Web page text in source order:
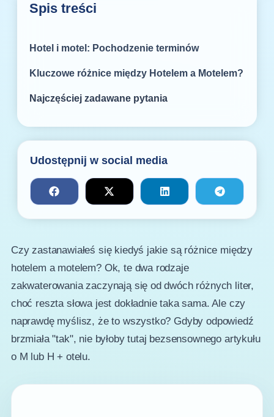
Spis treści
Hotel i motel: Pochodzenie terminów
Kluczowe różnice między Hotelem a Motelem?
Najczęściej zadawane pytania
Udostępnij w social media
Czy zastanawiałeś się kiedyś jakie są różnice między
hotelem a motelem? Ok, te dwa rodzaje
zakwaterowania zaczynają się od dwóch różnych liter,
choć reszta słowa jest dokładnie taka sama. Ale czy
naprawdę myślisz, że to wszystko? Gdyby odpowiedź
brzmiała "tak", nie byłoby tutaj bezsensownego artykułu
o M lub H + otelu.